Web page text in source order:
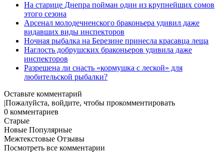
На старице Днепра пойман один из крупнейших сомов
этого сезона
Арсенал молодечненского браконьера удивил даже
видавших виды инспекторов
Ночная рыбалка на Березине принесла красавца леща
Наглость добрушских браконьеров удивила даже
инспекторов
Разрешена ли снасть «кормушка с леской» для
любительской рыбалки?
Оставьте комментарий
|Пожалуйста, войдите, чтобы прокомментировать
0 комментариев
Старые
Новые Популярные
Межтекстовые Отзывы
Посмотреть все комментарии